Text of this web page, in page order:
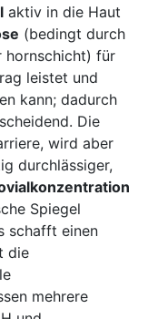
aktiv in die Haut
(bedingt durch
⁢hornschicht) für
leistet und
kann; dadurch​
Die
wird⁤ aber
durchlässiger,
Spiegel
schafft einen
die
mehrere